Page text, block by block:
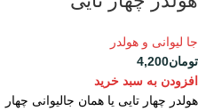
جا لیوانی و هولدر
تومان4,200
افزودن به سبد خرید
هولدر چهار تایی یا همان جالیوانی چهار